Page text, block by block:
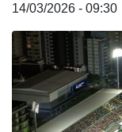
14/03/2026 - 09:30